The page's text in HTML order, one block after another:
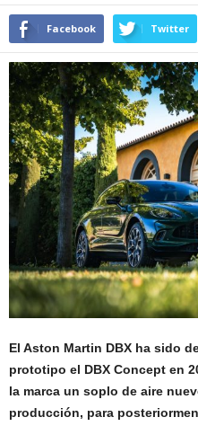
Facebook Twitter
El Aston Martin DBX ha sido
prototipo el DBX Concept en
la marca un soplo de aire
producción, para